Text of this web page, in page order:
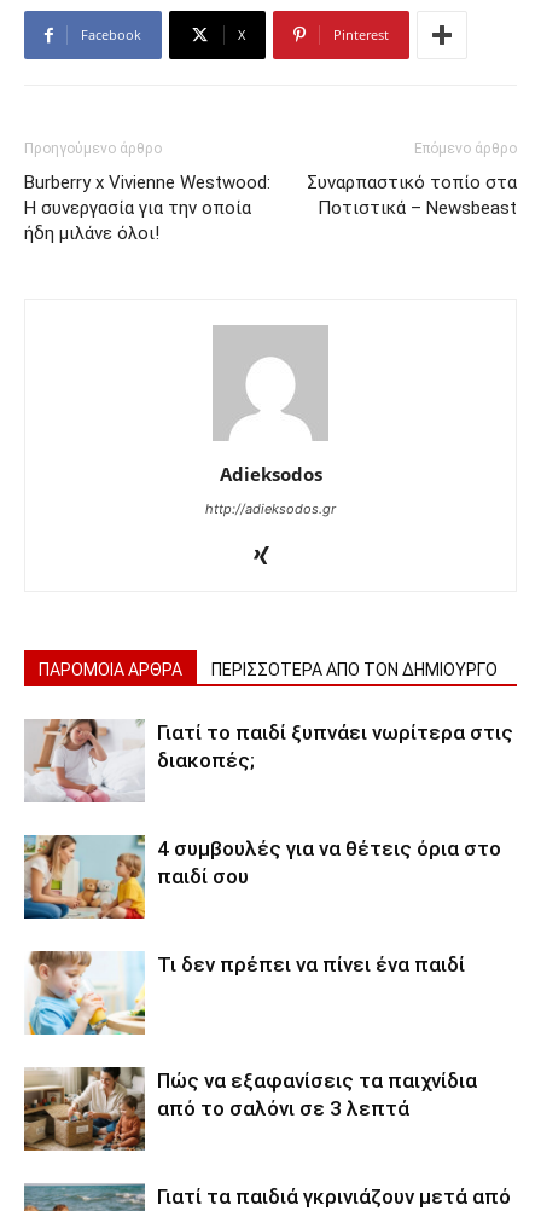
Facebook X Pinterest
Προηγούμενο άρθρο
Burberry x Vivienne Westwood:
Η συνεργασία για την οποία
ήδη μιλάνε όλοι!
Επόμενο άρθρο
Συναρπαστικό τοπίο στα
Ποτιστικά – Newsbeast
Adieksodos
http://adieksodos.gr
ΠΑΡΟΜΟΙΑ ΑΡΘΡΑ ΠΕΡΙΣΣΟΤΕΡΑ ΑΠΟ ΤΟΝ ΔΗΜΙΟΥΡΓΟ
Γιατί το παιδί ξυπνάει νωρίτερα στις
διακοπές;
4 συμβουλές για να θέτεις όρια στο
παιδί σου
Τι δεν πρέπει να πίνει ένα παιδί
Πώς να εξαφανίσεις τα παιχνίδια
από το σαλόνι σε 3 λεπτά
Γιατί τα παιδιά γκρινιάζουν μετά από